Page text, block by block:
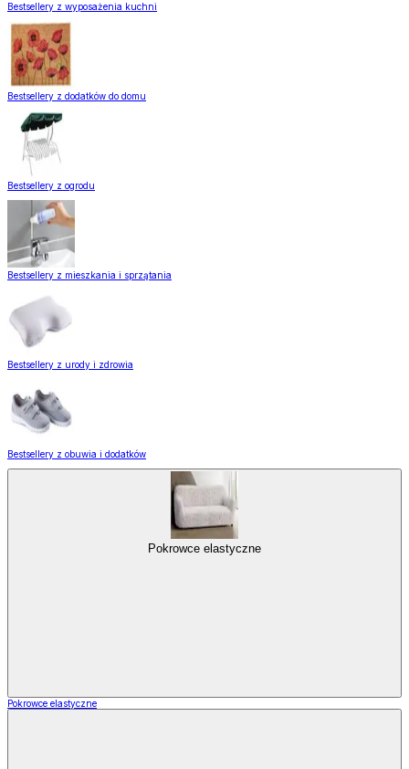
Bestsellery z wyposażenia kuchni
Bestsellery z dodatków do domu
Bestsellery z ogrodu
Bestsellery z mieszkania i sprzątania
Bestsellery z urody i zdrowia
Bestsellery z obuwia i dodatków
Pokrowce elastyczne
Pokrowce elastyczne